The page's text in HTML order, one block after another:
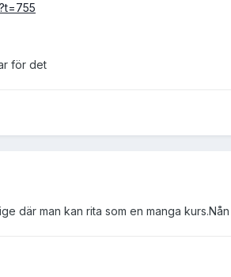
för det
där man kan rita som en manga